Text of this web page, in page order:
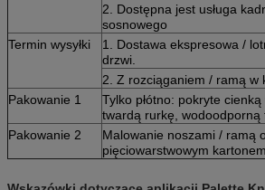
2. Dostępna jest usługa
sosnowego
Termin wysyłki
1. Dostawa ekspresowa /
drzwi.
2. Z rozciąganiem / ramą w
Pakowanie 1
Tylko płótno: pokryte
twardą rurkę,
Pakowanie 2
Malowanie noszami / ramą
pięciowarstwowym